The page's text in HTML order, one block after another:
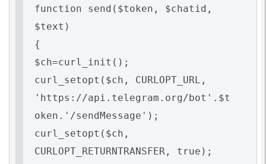
function send($token, $chatid,
$text)
{
$ch=curl_init();
curl_setopt($ch, CURLOPT_URL,
'https://api.telegram.org/bot'.$t
oken.'/sendMessage');
curl_setopt($ch,
CURLOPT_RETURNTRANSFER, true);